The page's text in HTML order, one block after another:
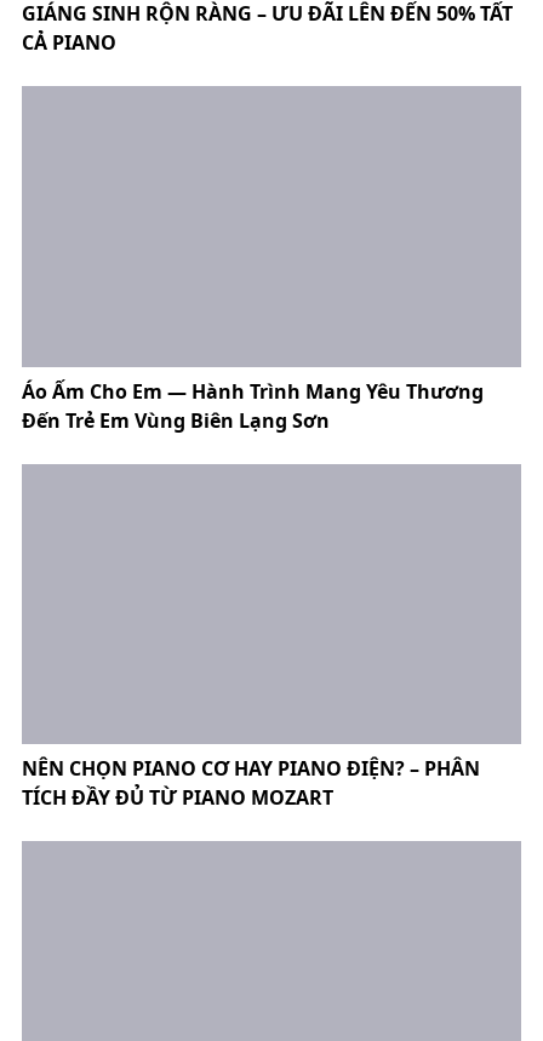
GIÁNG SINH RỘN RÀNG – ƯU ĐÃI LÊN ĐẾN 50% TẤT
CẢ PIANO
Áo Ấm Cho Em — Hành Trình Mang Yêu Thương
Đến Trẻ Em Vùng Biên Lạng Sơn
NÊN CHỌN PIANO CƠ HAY PIANO ĐIỆN? – PHÂN
TÍCH ĐẦY ĐỦ TỪ PIANO MOZART